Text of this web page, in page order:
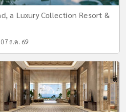
a Luxury Collection Resort &
ส.ค. 69